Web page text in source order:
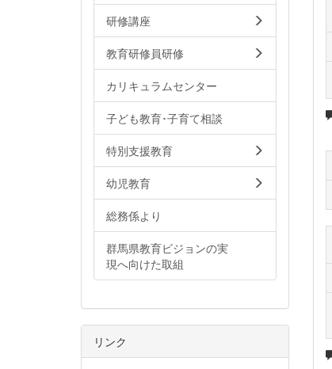
研修講座
教育研修員研修
カリキュラムセンター
子ども教育･子育て相談
特別支援教育
幼児教育
総務係より
群馬県教育ビジョンの実
現へ向けた取組
リンク